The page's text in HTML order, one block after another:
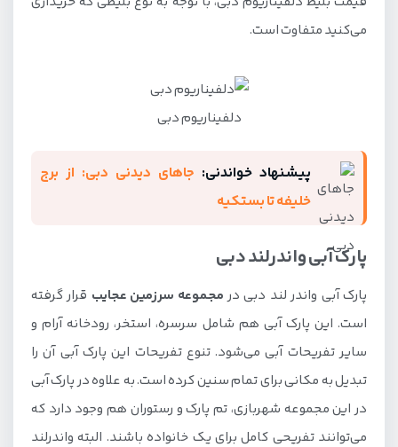
می‌کنید متفاوت است.
دلفیناریوم دبی
پیشنهاد خواندنی: جاهای دیدنی دبی: از برج
خلیفه تا بستکیه
پارک آبی واندرلند دبی
پارک آبی واندر لند دبی درمجموعه سرزمین عجایب قرار گرفته
است. این پارک آبی هم شامل سرسره، استخر، رودخانه آرام و
سایر تفریحات آبی می‌شود. تنوع تفریحات این پارک آبی آن را
تبدیل به مکانی برای تمام سنین کرده است. به علاوه در پارک آبی
در این مجموعه شهربازی، تم پارک و رستوران هم وجود دارد که
می‌توانند تفریحی کامل برای یک خانواده باشند. البته واندرلند